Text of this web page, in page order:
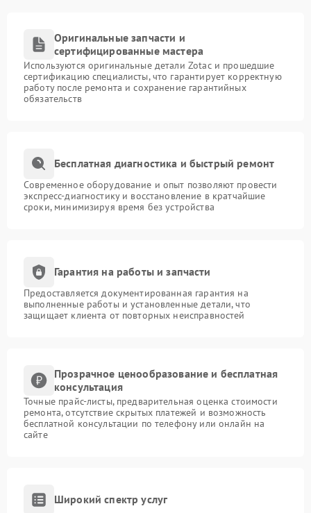
Оригинальные запчасти и
сертифицированные мастера
Используются оригинальные детали Zotac и прошедшие
сертификацию специалисты, что гарантирует корректную
работу после ремонта и сохранение гарантийных
обязательств
Бесплатная диагностика и быстрый ремонт
Современное оборудование и опыт позволяют провести
экспресс-диагностику и восстановление в кратчайшие
сроки, минимизируя время без устройства
Гарантия на работы и запчасти
Предоставляется документированная гарантия на
выполненные работы и установленные детали, что
защищает клиента от повторных неисправностей
Прозрачное ценообразование и бесплатная
консультация
Точные прайс-листы, предварительная оценка стоимости
ремонта, отсутствие скрытых платежей и возможность
бесплатной консультации по телефону или онлайн на
сайте
Широкий спектр услуг